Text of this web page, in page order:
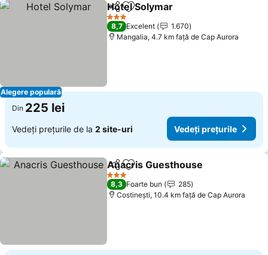
Alegere populară
DistribuițiAdăugaţi la favorite
Hotel Solymar
3 Stele
8,7 Excelent
1.670
Mangalia, 4.7 km faţă de Cap Aurora
Din 225 lei
Vedeți prețurile de la 2 site-uri Vedeți prețurile
DistribuițiAdăugaţi la favorite
Anacris Guesthouse
3 Stele
8,3 Foarte bun
285
Costinești, 10.4 km faţă de Cap Aurora